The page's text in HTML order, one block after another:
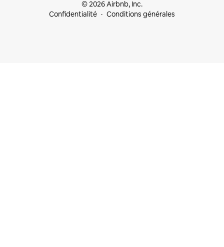
© 2026 Airbnb, Inc.
Confidentialité
Conditions générales